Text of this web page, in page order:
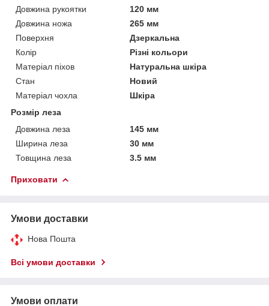
Довжина рукоятки
120 мм
Довжина ножа
265 мм
Поверхня
Дзеркальна
Колір
Різні кольори
Матеріал піхов
Натуральна шкіра
Стан
Новий
Матеріал чохла
Шкіра
Розмір леза
Довжина леза
145 мм
Ширина леза
30 мм
Товщина леза
3.5 мм
Приховати
Умови доставки
Нова Пошта
Всі умови доставки
Умови оплати